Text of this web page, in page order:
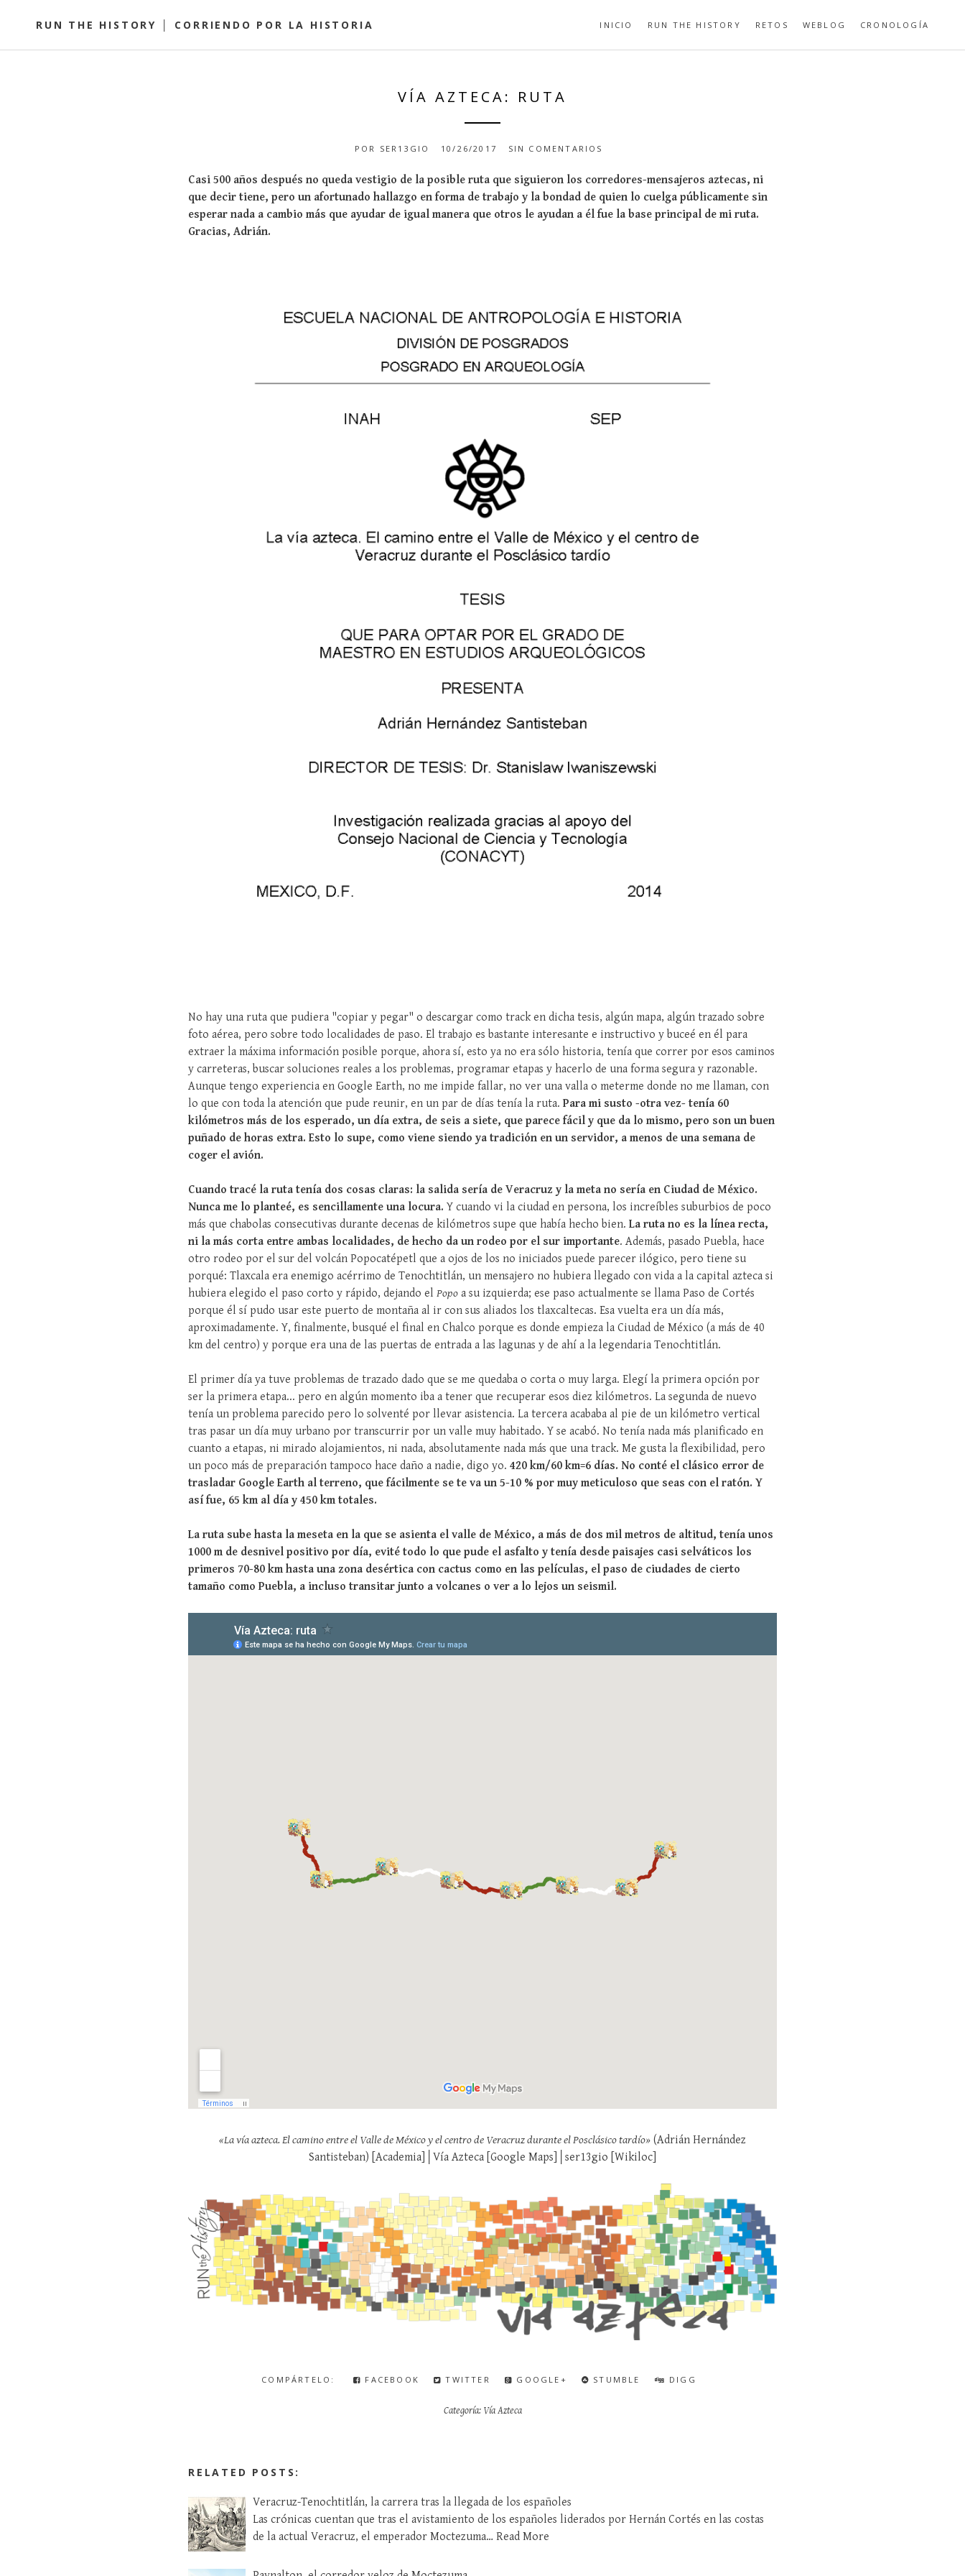
RUN THE HISTORY │ CORRIENDO POR LA HISTORIA INICIO RUN THE HISTORY RETOS WEBLOG CRONOLOGÍA
VÍA AZTECA: RUTA
POR SER13GIO 10/26/2017 SIN COMENTARIOS
Casi 500 años después no queda vestigio de la posible ruta que siguieron los corredores-mensajeros aztecas, ni
que decir tiene, pero un afortunado hallazgo en forma de trabajo y la bondad de quien lo cuelga públicamente sin
esperar nada a cambio más que ayudar de igual manera que otros le ayudan a él fue la base principal de mi ruta.
Gracias, Adrián.
No hay una ruta que pudiera "copiar y pegar" o descargar como track en dicha tesis, algún mapa, algún trazado sobre
foto aérea, pero sobre todo localidades de paso. El trabajo es bastante interesante e instructivo y buceé en él para
extraer la máxima información posible porque, ahora sí, esto ya no era sólo historia, tenía que correr por esos caminos
y carreteras, buscar soluciones reales a los problemas, programar etapas y hacerlo de una forma segura y razonable.
Aunque tengo experiencia en Google Earth, no me impide fallar, no ver una valla o meterme donde no me llaman, con
lo que con toda la atención que pude reunir, en un par de días tenía la ruta. Para mi susto -otra vez- tenía 60
kilómetros más de los esperado, un día extra, de seis a siete, que parece fácil y que da lo mismo, pero son un buen
puñado de horas extra. Esto lo supe, como viene siendo ya tradición en un servidor, a menos de una semana de
coger el avión.
Cuando tracé la ruta tenía dos cosas claras: la salida sería de Veracruz y la meta no sería en Ciudad de México.
Nunca me lo planteé, es sencillamente una locura. Y cuando vi la ciudad en persona, los increíbles suburbios de poco
más que chabolas consecutivas durante decenas de kilómetros supe que había hecho bien. La ruta no es la línea recta,
ni la más corta entre ambas localidades, de hecho da un rodeo por el sur importante. Además, pasado Puebla, hace
otro rodeo por el sur del volcán Popocatépetl que a ojos de los no iniciados puede parecer ilógico, pero tiene su
porqué: Tlaxcala era enemigo acérrimo de Tenochtitlán, un mensajero no hubiera llegado con vida a la capital azteca si
hubiera elegido el paso corto y rápido, dejando el Popo a su izquierda; ese paso actualmente se llama Paso de Cortés
porque él sí pudo usar este puerto de montaña al ir con sus aliados los tlaxcaltecas. Esa vuelta era un día más,
aproximadamente. Y, finalmente, busqué el final en Chalco porque es donde empieza la Ciudad de México (a más de 40
km del centro) y porque era una de las puertas de entrada a las lagunas y de ahí a la legendaria Tenochtitlán.
El primer día ya tuve problemas de trazado dado que se me quedaba o corta o muy larga. Elegí la primera opción por
ser la primera etapa... pero en algún momento iba a tener que recuperar esos diez kilómetros. La segunda de nuevo
tenía un problema parecido pero lo solventé por llevar asistencia. La tercera acababa al pie de un kilómetro vertical
tras pasar un día muy urbano por transcurrir por un valle muy habitado. Y se acabó. No tenía nada más planificado en
cuanto a etapas, ni mirado alojamientos, ni nada, absolutamente nada más que una track. Me gusta la flexibilidad, pero
un poco más de preparación tampoco hace daño a nadie, digo yo. 420 km/60 km=6 días. No conté el clásico error de
trasladar Google Earth al terreno, que fácilmente se te va un 5-10 % por muy meticuloso que seas con el ratón. Y
así fue, 65 km al día y 450 km totales.
La ruta sube hasta la meseta en la que se asienta el valle de México, a más de dos mil metros de altitud, tenía unos
1000 m de desnivel positivo por día, evité todo lo que pude el asfalto y tenía desde paisajes casi selváticos los
primeros 70-80 km hasta una zona desértica con cactus como en las películas, el paso de ciudades de cierto
tamaño como Puebla, a incluso transitar junto a volcanes o ver a lo lejos un seismil.
«La vía azteca. El camino entre el Valle de México y el centro de Veracruz durante el Posclásico tardío» (Adrián Hernández
Santisteban) [ Academia ]│Vía Azteca [ Google Maps ]│ser13gio [ Wikiloc
COMPÁRTELO: FACEBOOK TWITTER GOOGLE+ STUMBLE DIGG
Categoría: Vía Azteca
RELATED POSTS:
Veracruz-Tenochtitlán, la carrera tras la llegada de los españoles
Las crónicas cuentan que tras el avistamiento de los españoles liderados por Hernán Cortés en las costas
de la actual Veracruz, el emperador Moctezuma… Read More